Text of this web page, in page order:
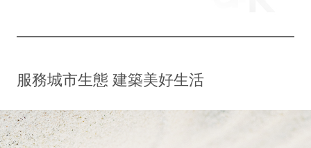
服務城市生態 建築美好生活